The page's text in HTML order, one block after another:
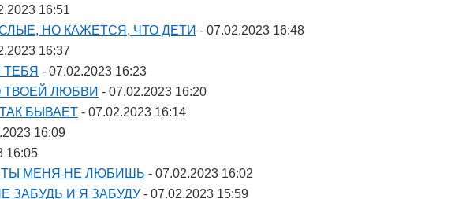
16:51
НО КАЖЕТСЯ, ЧТО ДЕТИ - 07.02.2023 16:48
16:37
ТЕБЯ - 07.02.2023 16:23
ТВОЕЙ ЛЮБВИ - 07.02.2023 16:20
БЫВАЕТ - 07.02.2023 16:14
16:09
16:05
МЕНЯ НЕ ЛЮБИШЬ - 07.02.2023 16:02
ЗАБУДЬ И Я ЗАБУДУ - 07.02.2023 15:59